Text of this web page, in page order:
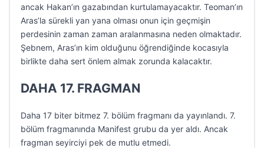
ancak Hakan’ın gazabından kurtulamayacaktır. Teoman’ın
Aras’la sürekli yan yana olması onun için geçmişin
perdesinin zaman zaman aralanmasına neden olmaktadır.
Şebnem, Aras’ın kim olduğunu öğrendiğinde kocasıyla
birlikte daha sert önlem almak zorunda kalacaktır.
DAHA 17. FRAGMAN
Daha 17 biter bitmez 7. bölüm fragmanı da yayınlandı. 7.
bölüm fragmanında Manifest grubu da yer aldı. Ancak
fragman seyirciyi pek de mutlu etmedi.